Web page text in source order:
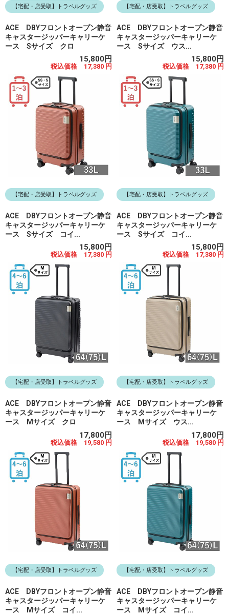
【宅配・店受取】トラベルグッズ
ACE DBYフロントオープン静音
キャスタージッパーキャリーケ
ース Sサイズ クロ
15,800円
税込価格 17,380 円
【宅配・店受取】トラベルグッズ
ACE DBYフロントオープン静音
キャスタージッパーキャリーケ
ース Sサイズ ウス...
15,800円
税込価格 17,380 円
【宅配・店受取】トラベルグッズ
ACE DBYフロントオープン静音
キャスタージッパーキャリーケ
ース Sサイズ コイ...
15,800円
税込価格 17,380 円
【宅配・店受取】トラベルグッズ
ACE DBYフロントオープン静音
キャスタージッパーキャリーケ
ース Sサイズ コイ...
15,800円
税込価格 17,380 円
【宅配・店受取】トラベルグッズ
ACE DBYフロントオープン静音
キャスタージッパーキャリーケ
ース Mサイズ クロ
17,800円
税込価格 19,580 円
【宅配・店受取】トラベルグッズ
ACE DBYフロントオープン静音
キャスタージッパーキャリーケ
ース Mサイズ ウス...
17,800円
税込価格 19,580 円
【宅配・店受取】トラベルグッズ
ACE DBYフロントオープン静音
キャスタージッパーキャリーケ
ース Mサイズ コイ...
【宅配・店受取】トラベルグッズ
ACE DBYフロントオープン静音
キャスタージッパーキャリーケ
ース Mサイズ コイ...